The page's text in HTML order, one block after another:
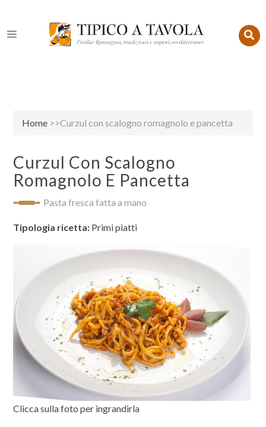
Home >>Curzul con scalogno romagnolo e pancetta
Clicca sulla foto per ingrandirla
Pasta fresca fatta a mano
Curzul Con Scalogno
Romagnolo E Pancetta
Tipologia ricetta: Primi piatti